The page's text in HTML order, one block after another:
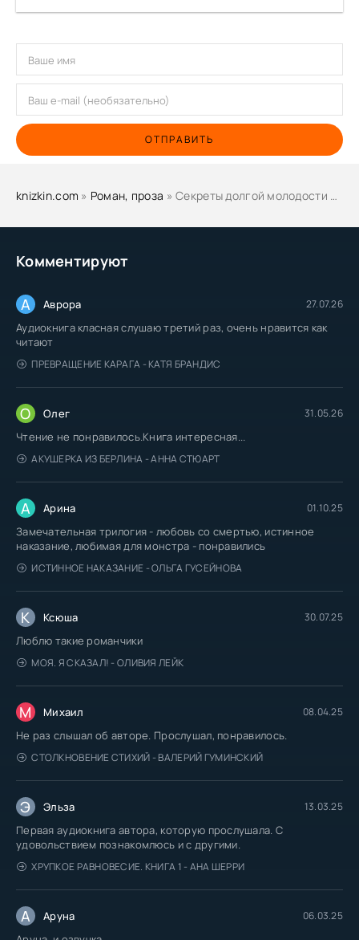
Комментируют
А Аврора 27.07.26
Аудиокнига класная слушаю третий раз, очень нравится как
читают
ПРЕВРАЩЕНИЕ КАРАГА - КАТЯ БРАНДИС
О Олег 31.05.26
Чтение не понравилось.Книга интересная...
АКУШЕРКА ИЗ БЕРЛИНА - АННА СТЮАРТ
А Арина 01.10.25
Замечательная трилогия - любовь со смертью, истинное
наказание, любимая для монстра - понравились
ИСТИННОЕ НАКАЗАНИЕ - ОЛЬГА ГУСЕЙНОВА
К Ксюша 30.07.25
Люблю такие романчики
МОЯ. Я СКАЗАЛ! - ОЛИВИЯ ЛЕЙК
М Михаил 08.04.25
Не раз слышал об авторе. Прослушал, понравилось.
СТОЛКНОВЕНИЕ СТИХИЙ - ВАЛЕРИЙ ГУМИНСКИЙ
Э Эльза 13.03.25
Первая аудиокнига автора, которую прослушала. С
удовольствием познакомлюсь и с другими.
ХРУПКОЕ РАВНОВЕСИЕ. КНИГА 1 - АНА ШЕРРИ
А Аруна 06.03.25
ОТПРАВИТЬ
knizkin.com » Роман, проза » Секреты долгой молодости профессора Никитина - Анатолий Коршунов